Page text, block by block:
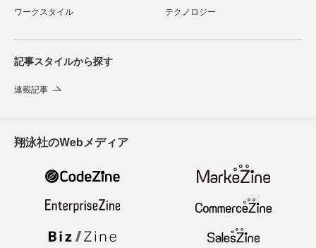
ワークスタイル テクノロジー
記事スタイルから探す
連載記事
翔泳社のWebメディア